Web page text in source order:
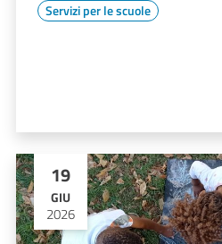
Servizi per le scuole
19
GIU
2026